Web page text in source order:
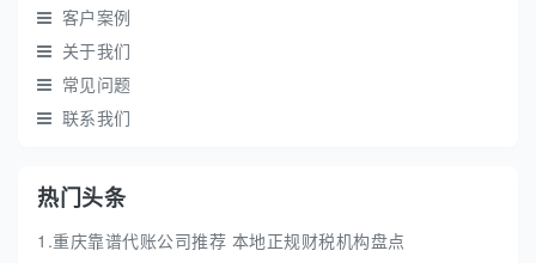
客户案例
关于我们
常见问题
联系我们
热门头条
1.重庆靠谱代账公司推荐 本地正规财税机构盘点